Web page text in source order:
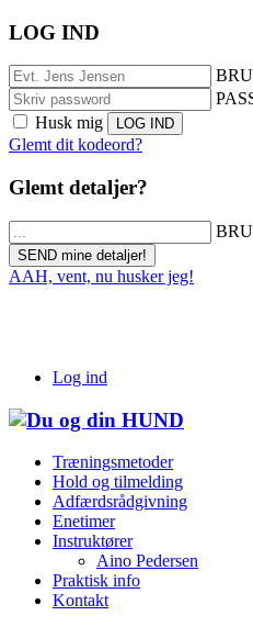
LOG IND
Husk mig
Glemt dit kodeord?
Glemt detaljer?
AAH, vent, nu husker jeg!
Log ind
Træningsmetoder
Hold og tilmelding
Adfærdsrådgivning
Enetimer
Instruktører
Aino Pedersen
Praktisk info
Kontakt